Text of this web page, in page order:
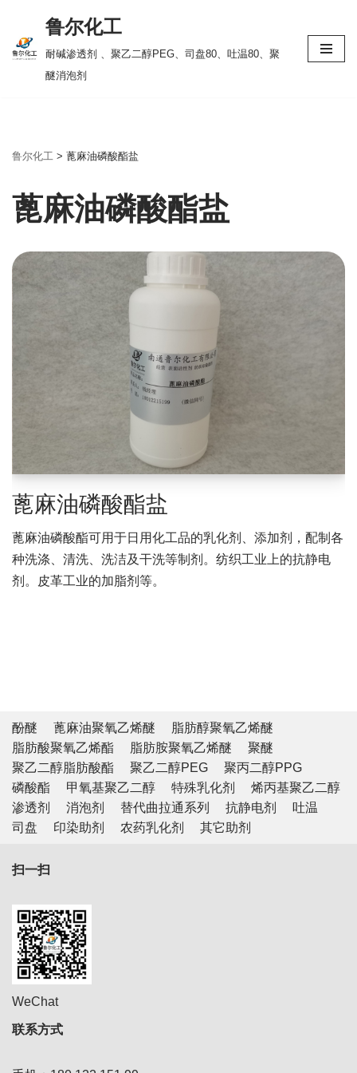
跳
鲁尔化工
耐碱渗透剂 、聚乙二醇PEG、司盘80、吐温80、聚
醚消泡剂
鲁尔化工 > 蓖麻油磷酸酯盐
蓖麻油磷酸酯盐
蓖麻油磷酸酯盐
蓖麻油磷酸酯可用于日用化工品的乳化剂、添加剂，配制各
种洗涤、清洗、洗洁及干洗等制剂。纺织工业上的抗静电
剂。皮革工业的加脂剂等。
酚醚 蓖麻油聚氧乙烯醚
脂肪醇聚氧乙烯醚
脂肪酸聚氧乙烯酯
脂肪胺聚氧乙烯醚
聚醚
聚乙二醇脂肪酸酯
聚乙二醇PEG
聚丙二醇PPG
磷酸酯
甲氧基聚乙二醇 特殊乳化剂
烯丙基聚乙二醇
渗透剂
消泡剂 替代曲拉通系列 抗静电剂
吐温
司盘
印染助剂 农药乳化剂 其它助剂
扫一扫
WeChat
联系方式